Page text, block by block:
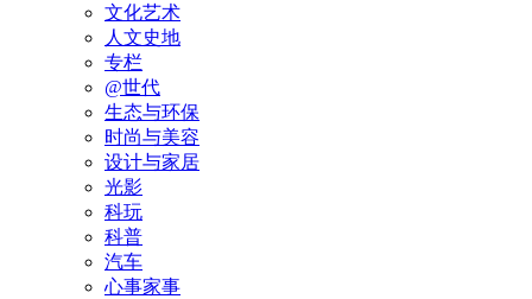
文化艺术
人文史地
专栏
@世代
生态与环保
时尚与美容
设计与家居
光影
科玩
科普
汽车
心事家事